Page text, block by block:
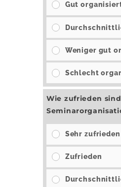
Gut
Weniger gut
Schlecht
Wie zufrieden
Sehr zufrieden
Zufrieden